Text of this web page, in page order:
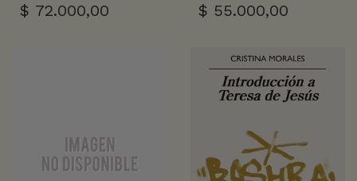
$ 72.000,00 $ 55.000,00